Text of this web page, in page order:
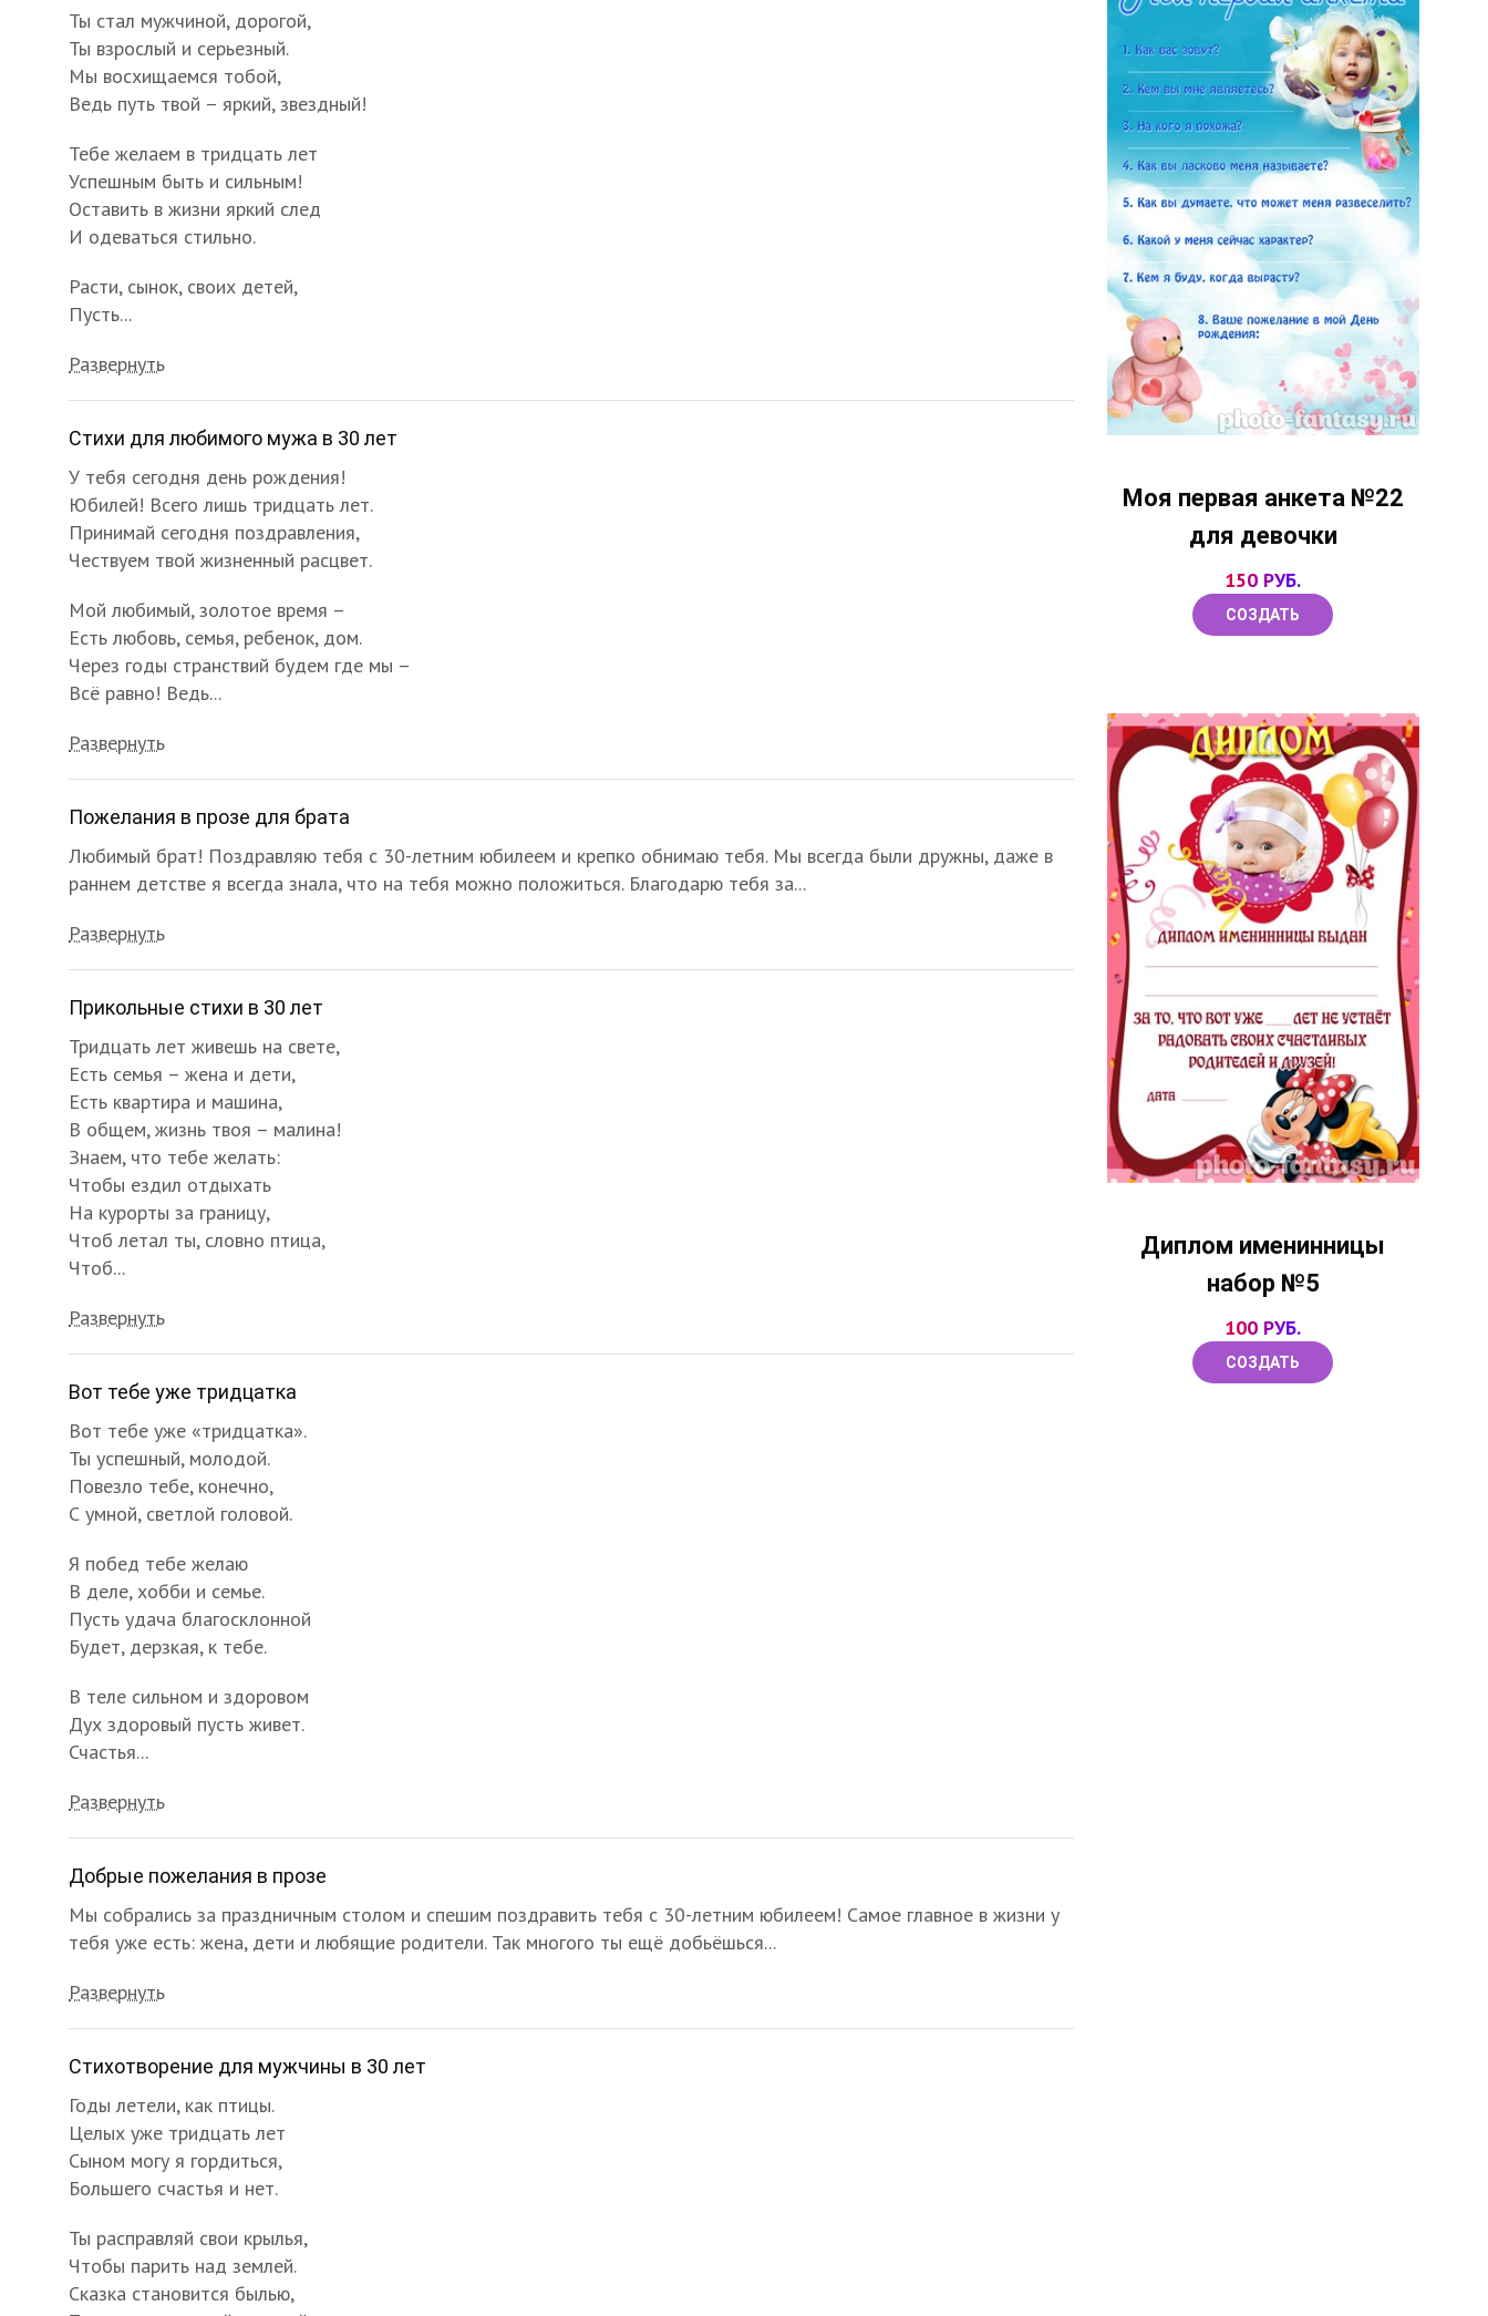
Ты стал мужчиной, дорогой,
Ты взрослый и серьезный.
Мы восхищаемся тобой,
Ведь путь твой – яркий, звездный!
Тебе желаем в тридцать лет
Успешным быть и сильным!
Оставить в жизни яркий след
И одеваться стильно.
Расти, сынок, своих детей,
Пусть...
Развернуть
Стихи для любимого мужа в 30 лет
У тебя сегодня день рождения!
Юбилей! Всего лишь тридцать лет.
Принимай сегодня поздравления,
Чествуем твой жизненный расцвет.
Мой любимый, золотое время –
Есть любовь, семья, ребенок, дом.
Через годы странствий будем где мы –
Всё равно! Ведь...
Развернуть
Пожелания в прозе для брата
Любимый брат! Поздравляю тебя с 30-летним юбилеем и крепко обнимаю тебя. Мы всегда были дружны, даже в
раннем детстве я всегда знала, что на тебя можно положиться. Благодарю тебя за...
Развернуть
Прикольные стихи в 30 лет
Тридцать лет живешь на свете,
Есть семья – жена и дети,
Есть квартира и машина,
В общем, жизнь твоя – малина!
Знаем, что тебе желать:
Чтобы ездил отдыхать
На курорты за границу,
Чтоб летал ты, словно птица,
Чтоб...
Развернуть
Вот тебе уже тридцатка
Вот тебе уже «тридцатка».
Ты успешный, молодой.
Повезло тебе, конечно,
С умной, светлой головой.
Я побед тебе желаю
В деле, хобби и семье.
Пусть удача благосклонной
Будет, дерзкая, к тебе.
В теле сильном и здоровом
Дух здоровый пусть живет.
Счастья...
Развернуть
Добрые пожелания в прозе
Мы собрались за праздничным столом и спешим поздравить тебя с 30-летним юбилеем! Самое главное в жизни у
тебя уже есть: жена, дети и любящие родители. Так многого ты ещё добьёшься...
Развернуть
Стихотворение для мужчины в 30 лет
Годы летели, как птицы.
Целых уже тридцать лет
Сыном могу я гордиться,
Большего счастья и нет.
Ты расправляй свои крылья,
Чтобы парить над землей.
Сказка становится былью,
Моя первая анкета №22
для девочки
150 РУБ.
СОЗДАТЬ
Диплом именинницы
набор №5
100 РУБ.
СОЗДАТЬ